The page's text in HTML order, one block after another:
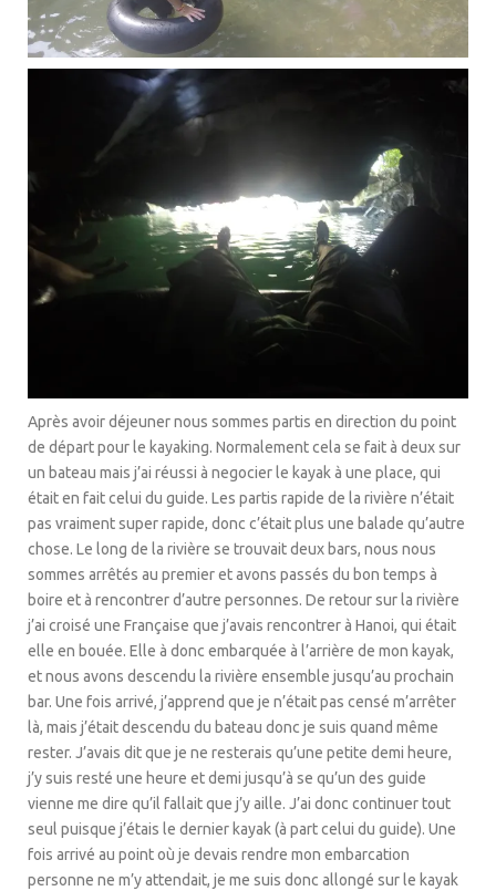
Après avoir déjeuner nous sommes partis en direction du point
de départ pour le kayaking. Normalement cela se fait à deux sur
un bateau mais j’ai réussi à negocier le kayak à une place, qui
était en fait celui du guide. Les partis rapide de la rivière n’était
pas vraiment super rapide, donc c’était plus une balade qu’autre
chose. Le long de la rivière se trouvait deux bars, nous nous
sommes arrêtés au premier et avons passés du bon temps à
boire et à rencontrer d’autre personnes. De retour sur la rivière
j’ai croisé une Française que j’avais rencontrer à Hanoi, qui était
elle en bouée. Elle à donc embarquée à l’arrière de mon kayak,
et nous avons descendu la rivière ensemble jusqu’au prochain
bar. Une fois arrivé, j’apprend que je n’était pas censé m’arrêter
là, mais j’était descendu du bateau donc je suis quand même
rester. J’avais dit que je ne resterais qu’une petite demi heure,
j’y suis resté une heure et demi jusqu’à se qu’un des guide
vienne me dire qu’il fallait que j’y aille. J’ai donc continuer tout
seul puisque j’étais le dernier kayak (à part celui du guide). Une
fois arrivé au point où je devais rendre mon embarcation
personne ne m’y attendait, je me suis donc allongé sur le kayak